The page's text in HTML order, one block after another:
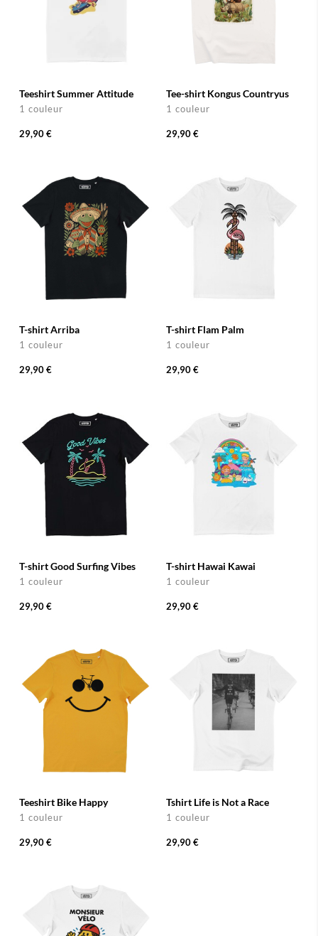
Teeshirt Summer Attitude
1 couleur
29,90 €
Tee-shirt Kongus Countryus
1 couleur
29,90 €
T-shirt Arriba
1 couleur
29,90 €
T-shirt Flam Palm
1 couleur
29,90 €
T-shirt Good Surfing Vibes
1 couleur
29,90 €
T-shirt Hawai Kawai
1 couleur
29,90 €
Teeshirt Bike Happy
1 couleur
29,90 €
Tshirt Life is Not a Race
1 couleur
29,90 €